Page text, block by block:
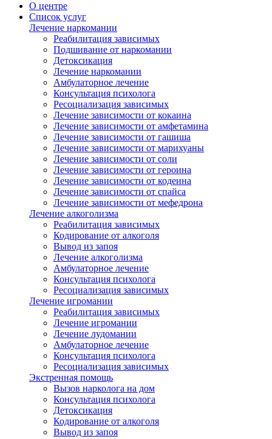
О центре
Список услуг
Лечение наркомании
Реабилитация зависимых
Подшивание от наркомании
Детоксикация
Лечение наркомании
Амбулаторное лечение
Консультация психолога
Ресоциализация зависимых
Лечение зависимости от кокаина
Лечение зависимости от амфетамина
Лечение зависимости от гашиша
Лечение зависимости от марихуаны
Лечение зависимости от соли
Лечение зависимости от героина
Лечение зависимости от кодеина
Лечение зависимости от спайса
Лечение зависимости от мефедрона
Лечение алкоголизма
Реабилитация зависимых
Кодирование от алкоголя
Вывод из запоя
Лечение алкоголизма
Амбулаторное лечение
Консультация психолога
Ресоциализация зависимых
Лечение игромании
Реабилитация зависимых
Лечение игромании
Лечение лудомании
Амбулаторное лечение
Консультация психолога
Ресоциализация зависимых
Экстренная помощь
Вызов нарколога на дом
Консультация психолога
Детоксикация
Кодирование от алкоголя
Вывод из запоя